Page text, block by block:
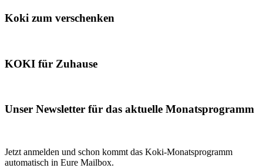
Koki zum verschenken
KOKI für Zuhause
Unser Newsletter für das aktuelle Monatsprogramm
Jetzt anmelden und schon kommt das Koki-Monatsprogramm
automatisch in Eure Mailbox.